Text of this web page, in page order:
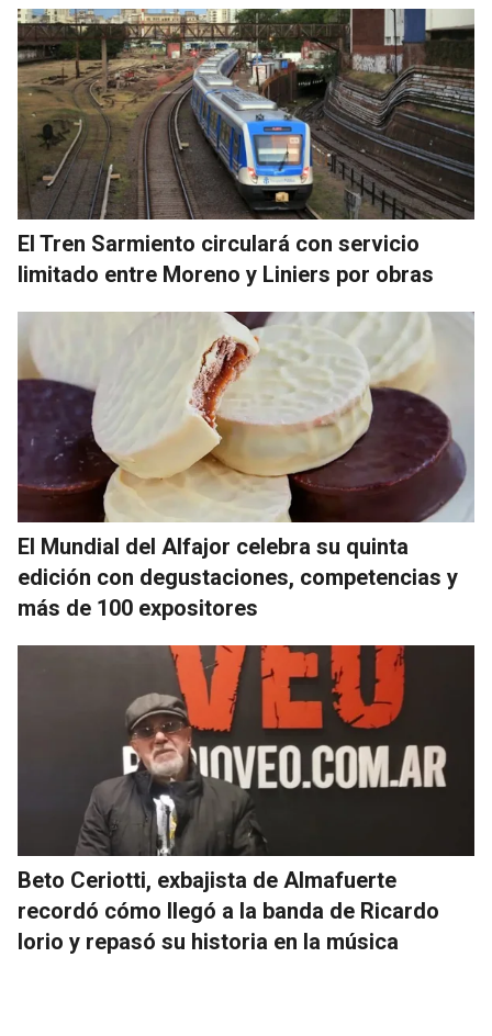
El Tren Sarmiento circulará con servicio
limitado entre Moreno y Liniers por obras
El Mundial del Alfajor celebra su quinta
edición con degustaciones, competencias y
más de 100 expositores
Beto Ceriotti, exbajista de Almafuerte
recordó cómo llegó a la banda de Ricardo
Iorio y repasó su historia en la música